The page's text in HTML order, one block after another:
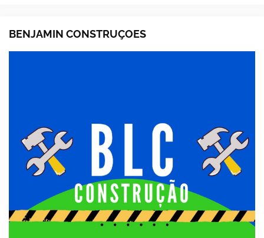
BENJAMIN CONSTRUÇOES